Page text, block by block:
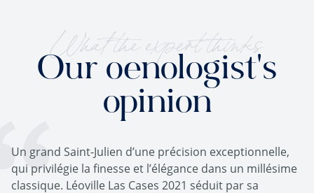
What the expert thinks
Our oenologist's
opinion
Un grand Saint-Julien d’une précision exceptionnelle,
qui privilégie la finesse et l’élégance dans un millésime
classique. Léoville Las Cases 2021 séduit par sa